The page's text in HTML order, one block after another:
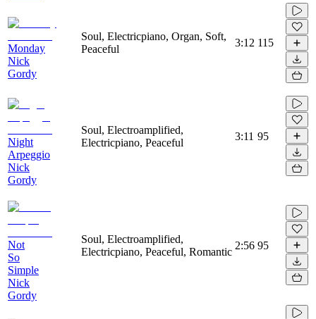
Monday
Nick
Gordy
Soul, Electricpiano, Organ, Soft,
Peaceful
3:12 115
Night
Arpeggio
Nick
Gordy
Soul, Electroamplified,
Electricpiano, Peaceful
3:11 95
Not
So
Simple
Nick
Gordy
Soul, Electroamplified,
Electricpiano, Peaceful, Romantic
2:56 95